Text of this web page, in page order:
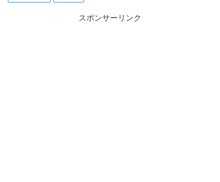
スポンサーリンク